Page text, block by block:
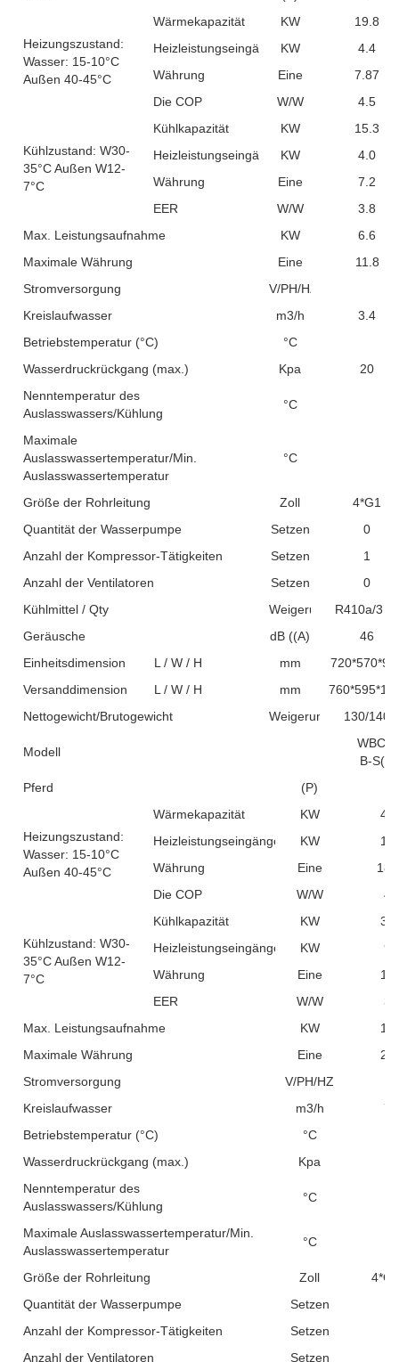
Heizungszustand:
Wasser: 15-10°C
Außen 40-45°C
Wärmekapazität KW
19.8
Heizleistungseingänge KW
4.4
Währung
Eine
7.87
Die COP
W/W 4.5
Kühlzustand: W30-
35°C Außen W12-
7°C
Kühlkapazität KW
15.3
Heizleistungseingänge KW
4.0
Währung
Eine
7.2
EER
W/W
3.8
Max. Leistungsaufnahme
KW
6.6
Maximale Währung
Eine
11.8
Stromversorgung
V/PH/HZ
Kreislaufwasser
m3/h
3.4
Betriebstemperatur (°C)
°C
Wasserdruckrückgang (max.)
Kpa
20
Nenntemperatur des
Auslasswassers/Kühlung
°C
Maximale
Auslasswassertemperatur/Min.
Auslasswassertemperatur
°C
Größe der Rohrleitung Zoll
4*G1
Quantität der Wasserpumpe
Setzen
0
Anzahl der Kompressor-Tätigkeiten
Setzen
1
Anzahl der Ventilatoren
Setzen
0
Kühlmittel / Qty
Weigerung
R410a/3 kg
Geräusche
dB ((A)
46
Einheitsdimension
L / W / H mm
Versanddimension
L / W / H mm
Nettogewicht/Brutogewicht
Weigerung 130/140
Modell
WBC-
B-
Pferd
(P)
Heizungszustand:
Wasser: 15-10°C
Außen 40-45°C
Wärmekapazität KW
Heizleistungseingänge
KW
Währung
Eine
Die COP
W/W
Kühlzustand: W30-
35°C Außen W12-
7°C
Kühlkapazität KW
Heizleistungseingänge
KW
Währung
Eine
EER
W/W
Max. Leistungsaufnahme
KW
Maximale Währung
Eine
Stromversorgung
V/PH/HZ
Kreislaufwasser
m3/h
Betriebstemperatur (°C)
°C
Wasserdruckrückgang (max.)
Kpa
Nenntemperatur des
Auslasswassers/Kühlung
°C
Maximale Auslasswassertemperatur/Min.
Auslasswassertemperatur
°C
Größe der Rohrleitung Zoll
Quantität der Wasserpumpe
Setzen
Anzahl der Kompressor-Tätigkeiten
Setzen
Anzahl der Ventilatoren
Setzen